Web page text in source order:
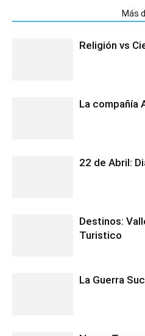
Más
Religión vs
La compañía
22 de Abril:
Destinos:
Turistico
La Guerra